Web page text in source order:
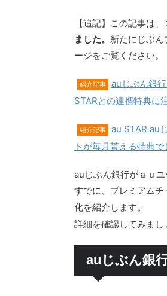
【追記】この記事は
ました。 新たにじぶ
ージをご覧ください。
紹介記事
auじぶん銀
STARとの連携特典に
紹介記事
au STAR au
トが毎月貰える特典
auじぶん銀行がａｕ
すでに、プレミアム
化を紹介します。
詳細を確認してみまし
auじぶん銀